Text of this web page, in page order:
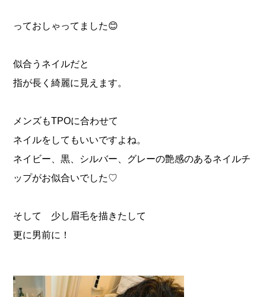
っておしゃってました😊
似合うネイルだと
指が長く綺麗に見えます。
メンズもTPOに合わせて
ネイルをしてもいいですよね。
ネイビー、黒、シルバー、グレーの艶感のあるネイルチ
ップがお似合いでした♡
⁡そして 少し眉毛を描きたして
更に男前に！